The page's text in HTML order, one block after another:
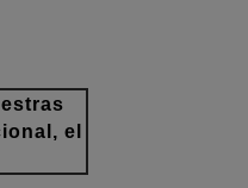
el